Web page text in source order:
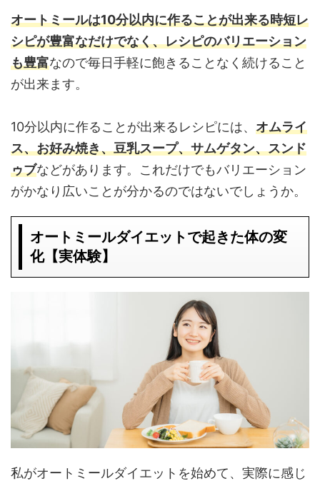
オートミールは10分以内に作ることが出来る時短レ
シピが豊富なだけでなく、レシピのバリエーション
も豊富なので毎日手軽に飽きることなく続けること
が出来ます。
10分以内に作ることが出来るレシピには、 オムライ
ス、お好み焼き、豆乳スープ、サムゲタン、スンド
ゥブなどがあります。これだけでもバリエーション
がかなり広いことが分かるのではないでしょうか。
オートミールダイエットで起きた体の変
化【実体験】
私がオートミールダイエットを始めて、実際に感じ